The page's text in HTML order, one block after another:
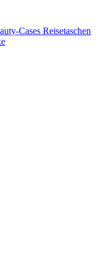
Cases Reisetaschen